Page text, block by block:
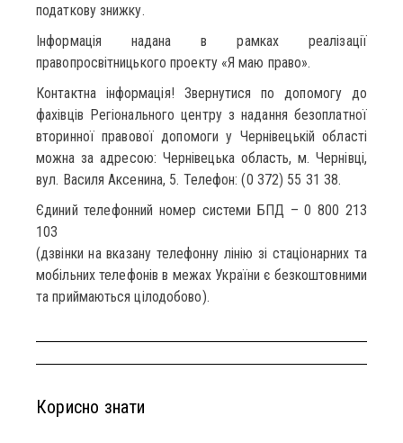
податкову знижку.
Інформація надана в рамках реалізації
правопросвітницького проекту «Я маю право».
Контактна інформація! Звернутися по допомогу до
фахівців Регіонального центру з надання безоплатної
вторинної правової допомоги у Чернівецькій області
можна за адресою: Чернівецька область, м. Чернівці,
вул. Василя Аксенина, 5. Телефон: (0 372) 55 31 38.
Єдиний телефонний номер системи БПД – 0 800 213
103
(дзвінки на вказану телефонну лінію зі стаціонарних та
мобільних телефонів в межах України є безкоштовними
та приймаються цілодобово).
Корисно знати